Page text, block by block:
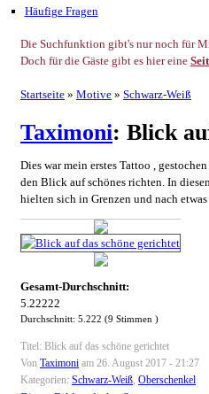
Häufige Fragen
Die Suchfunktion gibt's nur noch für
Doch für die Gäste gibt es hier eine
Startseite » Motive » Schwarz-Weiß
Taximoni: Blick
Dies war mein erstes Tattoo ,
den Blick auf schönes richten. In
hielten sich in Grenzen und nach
Gesamt-Durchschnitt:
5.22222
Durchschnitt: 5.222 (9 Stimmen )
Titel: Blick auf das schöne gerichtet
Von Taximoni am 26. August 2017 - 21:27
Kategorien: Schwarz-Weiß Oberschenkel